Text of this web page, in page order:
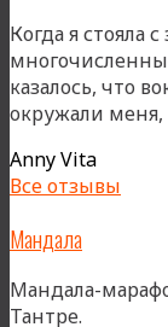
Когда я стояла
казалось, что
окружали меня,
Anny Vita
Все отзывы
Мандала
Мандала-
Тантре.